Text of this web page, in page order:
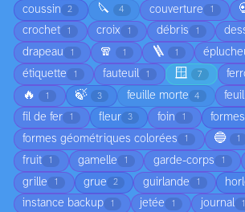
coussin 2 🔪 4 couverture 1
crochet 1 croix 1 débris 1
drapeau 1 🧣 1 🪜 1
étiquette 1 fauteuil 1 🪟 7
🔥 1 🍃 3 feuille morte 4
fil de fer 1 fleur 3 foin 1
formes géométriques colorées 1 🔵 1
fruit 1 gamelle 1 garde-corps 1
grille 1 grue 2 guirlande 1
instance backup 1 jetée 1 journal 1